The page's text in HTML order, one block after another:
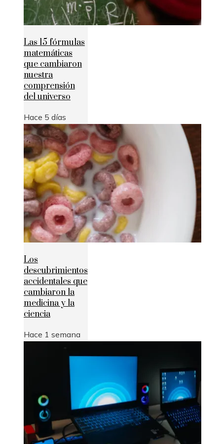
Las 15 fórmulas
matemáticas
que cambiaron
nuestra
comprensión
del universo
Hace 5 días
Los
descubrimientos
accidentales que
cambiaron la
medicina y la
ciencia
Hace 1 semana